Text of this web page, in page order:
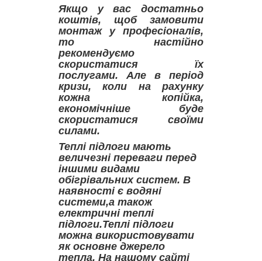
Якщо у вас достатньо
коштів, щоб замовити
монтаж у професіоналів,
то настійно
рекомендуємо
скористатися їх
послугами. Але в період
кризи, коли на рахунку
кожна копійка,
економічніше буде
скористатися своїми
силами.
Теплі підлоги мають
величезні переваги перед
іншими видами
обігрівальних систем. В
наявності є водяні
системи,а також
електричні теплі
підлоги.Теплі підлоги
можна використовувати
як основне джерело
тепла. На нашому сайті